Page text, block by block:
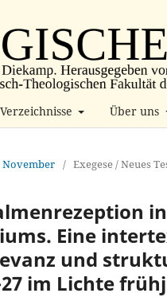
Verzeichnisse Über uns
November / Exegese / Neues
Eine
und
im Lichte